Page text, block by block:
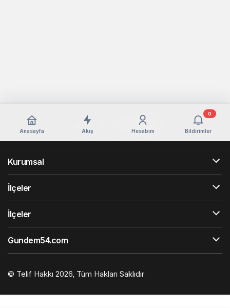
Anasayfa Akış Hesabım Bildirimler
0
Kurumsal
İlçeler
İlçeler
Gundem54.com
© Telif Hakkı 2026, Tüm Hakları Saklıdır